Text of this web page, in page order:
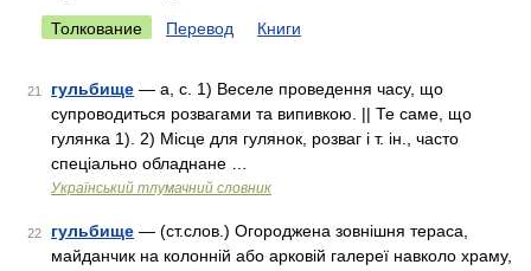
Толкование Перевод Книги
21 гульбище — а, с. 1) Веселе проведення часу, що
супроводиться розвагами та випивкою. || Те саме, що
гулянка 1). 2) Місце для гулянок, розваг і т. ін., часто
спеціально обладнане …
Український тлумачний словник
22 гульбище — (ст.слов.) Огороджена зовнішня тераса,
майданчик на колонній або арковій галереї навколо храму,